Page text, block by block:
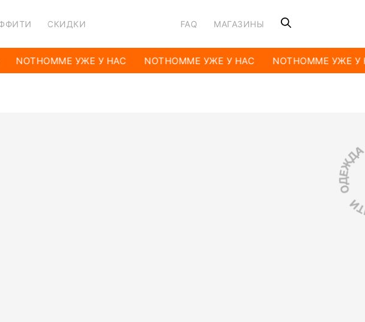
СКИДКИ FAQ МАГАЗИНЫ
NOTHOMME УЖЕ У НАС NOTHOMME УЖЕ У НАС NOTHOMME УЖЕ У